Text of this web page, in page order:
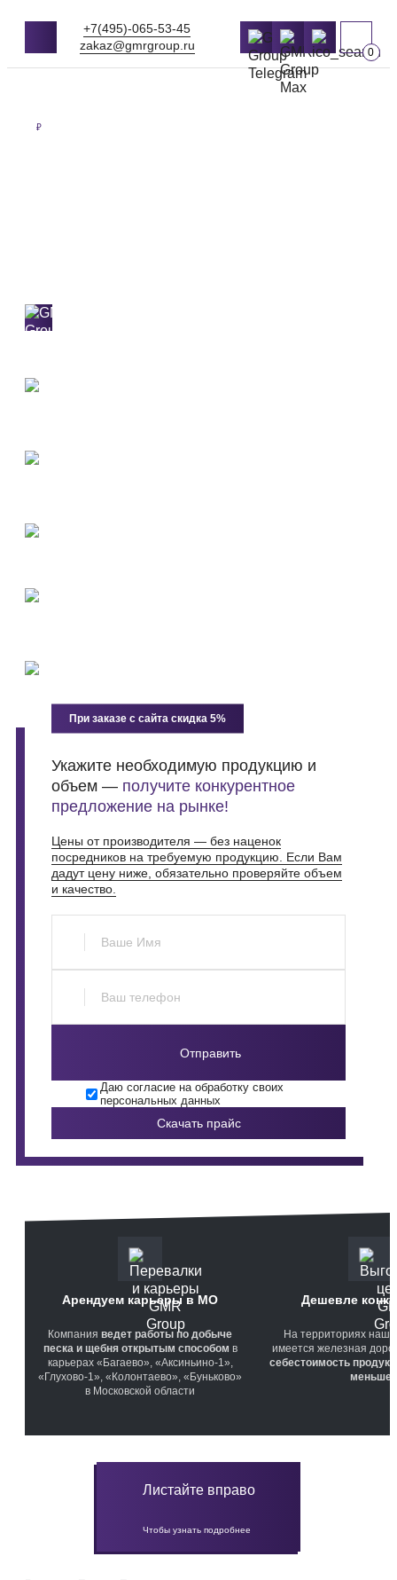
+7(495)-065-53-45
zakaz@gmrgroup.ru
0
₽
При заказе с сайта скидка 5%
Укажите необходимую продукцию и
объем — получите конкурентное
предложение на рынке!
Цены от производителя — без наценок
посредников на требуемую продукцию. Если Вам
дадут цену ниже, обязательно проверяйте объем
и качество.
Отправить
Даю согласие на обработку своих
персональных данных
Скачать прайс
Арендуем карьеры в МО
Компания ведет работы по добыче
песка и щебня открытым способом в
карьерах «Багаево», «Аксиньино-1»,
«Глухово-1», «Колонтаево», «Буньково»
в Московской области
Дешевле
На территориях
имеется железная
себестоимость
меньше
Листайте вправо
Чтобы узнать подробнее